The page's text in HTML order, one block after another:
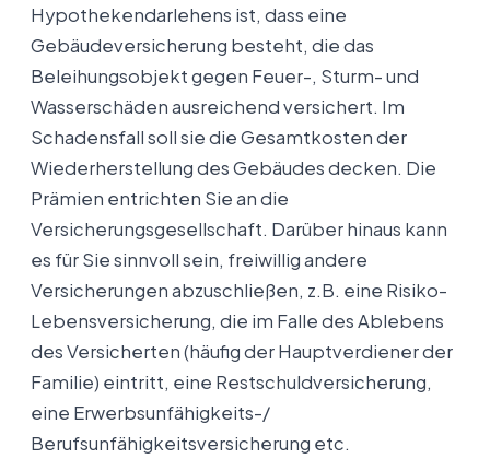
Hypothekendarlehens ist, dass eine
Gebäudeversicherung besteht, die das
Beleihungsobjekt gegen Feuer-, Sturm- und
Wasserschäden ausreichend versichert. Im
Schadensfall soll sie die Gesamtkosten der
Wiederherstellung des Gebäudes decken. Die
Prämien entrichten Sie an die
Versicherungsgesellschaft. Darüber hinaus kann
es für Sie sinnvoll sein, freiwillig andere
Versicherungen abzuschließen, z.B. eine Risiko-
Lebensversicherung, die im Falle des Ablebens
des Versicherten (häufig der Hauptverdiener der
Familie) eintritt, eine Restschuldversicherung,
eine Erwerbsunfähigkeits-/
Berufsunfähigkeitsversicherung etc.